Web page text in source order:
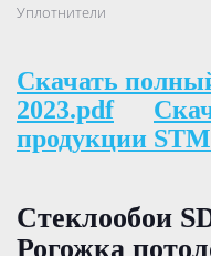
Уплотнители
Скачать
2023.pdf
продукции
Стеклообои
Рогожка